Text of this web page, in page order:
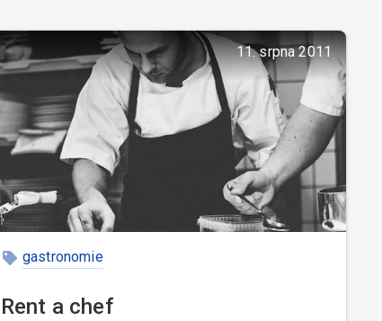
11. srpna 2011
gastronomie
Rent a chef